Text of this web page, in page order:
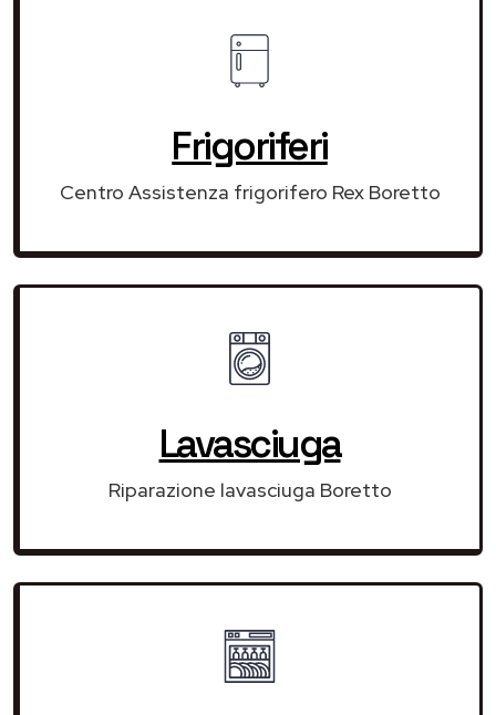
Frigoriferi
Centro Assistenza frigorifero Rex Boretto
Lavasciuga
Riparazione lavasciuga Boretto